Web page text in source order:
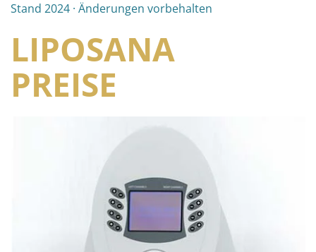
Stand 2024 · Änderungen vorbehalten
LIPOSANA
PREISE